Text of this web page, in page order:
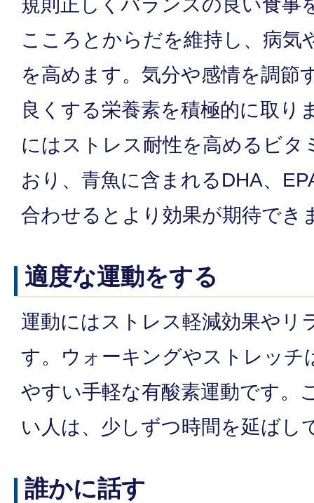
規則正しくバランスの良い食事
こころとからだを維持し、病気
を高めます。気分や感情を調節
良くする栄養素を積極的に取り
にはストレス耐性を高めるビタ
おり、青魚に含まれるDHA、
合わせるとより効果が期待でき
適度な運動をする
運動にはストレス軽減効果やリ
す。ウォーキングやストレッチ
やすい手軽な有酸素運動です。
い人は、少しずつ時間を延ばし
誰かに話す